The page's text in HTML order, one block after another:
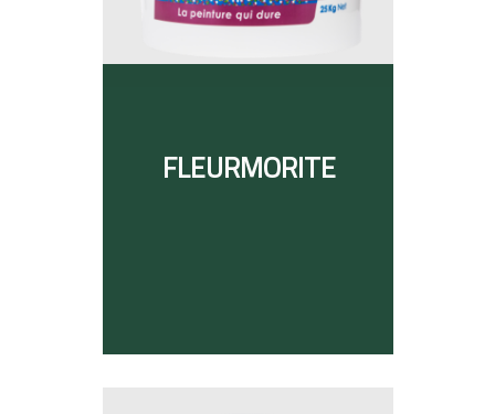
FLEURMORITE